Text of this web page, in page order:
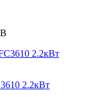
2.2кВт